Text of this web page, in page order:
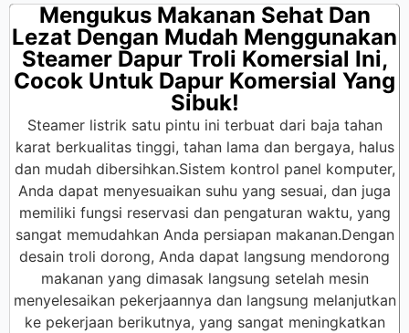
Mengukus Makanan Sehat Dan
Lezat Dengan Mudah Menggunakan
Steamer Dapur Troli Komersial Ini,
Cocok Untuk Dapur Komersial Yang
Sibuk!
Steamer listrik satu pintu ini terbuat dari baja tahan
karat berkualitas tinggi, tahan lama dan bergaya, halus
dan mudah dibersihkan.Sistem kontrol panel komputer,
Anda dapat menyesuaikan suhu yang sesuai, dan juga
memiliki fungsi reservasi dan pengaturan waktu, yang
sangat memudahkan Anda persiapan makanan.Dengan
desain troli dorong, Anda dapat langsung mendorong
makanan yang dimasak langsung setelah mesin
menyelesaikan pekerjaannya dan langsung melanjutkan
ke pekerjaan berikutnya, yang sangat meningkatkan